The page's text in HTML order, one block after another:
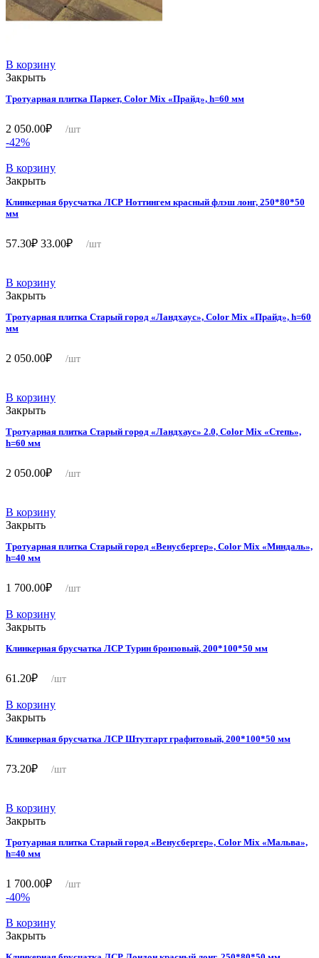
В корзину
Закрыть
Тротуарная плитка Паркет, Color Mix «Прайд», h=60 мм
2 050.00₽ /шт
-42%
В корзину
Закрыть
Клинкерная брусчатка ЛСР Ноттингем красный флэш лонг, 250*80*50
мм
57.30₽ цена
33.00₽цена:
/шт
В корзину
Закрыть
Тротуарная плитка Старый город «Ландхаус», Color Mix «Прайд», h=60
мм
2 050.00₽ /шт
В корзину
Закрыть
Тротуарная плитка Старый город «Ландхаус» 2.0, Color Mix «Степь»,
h=60 мм
2 050.00₽ /шт
В корзину
Закрыть
Тротуарная плитка Старый город «Венусбергер», Color Mix «Миндаль»,
h=40 мм
1 700.00₽ /шт
В корзину
Закрыть
Клинкерная брусчатка ЛСР Турин бронзовый, 200*100*50 мм
61.20₽ /шт
В корзину
Закрыть
Клинкерная брусчатка ЛСР Штутгарт графитовый, 200*100*50 мм
73.20₽ /шт
В корзину
Закрыть
Тротуарная плитка Старый город «Венусбергер», Color Mix «Мальва»,
h=40 мм
1 700.00₽ /шт
-40%
В корзину
Закрыть